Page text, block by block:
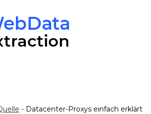
- Datacenter-Proxys einfach erklärt